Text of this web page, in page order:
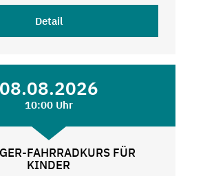
Detail
08.08.2026
10:00 Uhr
FAHRRADKURS FÜR
KINDER